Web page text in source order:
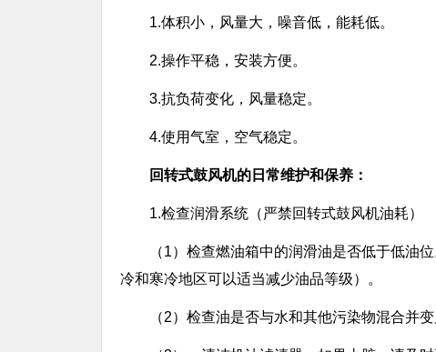
1.体积小，风量大，噪音低，能耗低。
2.操作平稳，安装方便。
3.抗负荷变化，风量稳定。
4.使用气室，空气稳定。
回转式鼓风机的日常维护和保养：
1.检查润滑系统（严禁回转式鼓风机油耗）
（1）检查燃油箱中的润滑油是否低于低油
冷和寒冷地区可以适当减少油品等级）。
（2）检查油是否与水和其他污染物混合并